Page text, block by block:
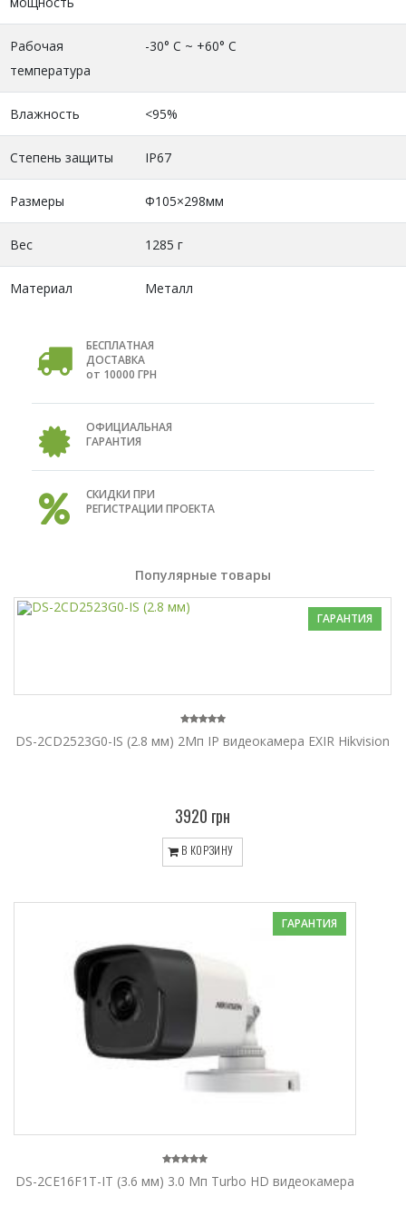
Рабочая
температура
-30° C ~ +60° C
Влажность <95%
Степень защиты IP67
Размеры Φ105×298мм
Вес 1285 г
Материал Металл
БЕСПЛАТНАЯ
ДОСТАВКА
от 10000 ГРН
ОФИЦИАЛЬНАЯ
ГАРАНТИЯ
СКИДКИ ПРИ
РЕГИСТРАЦИИ ПРОЕКТА
Популярные товары
ГАРАНТИЯ
DS-2CD2523G0-IS (2.8 мм) 2Мп IP видеокамера EXIR Hikvision
3920 грн
В КОРЗИНУ
ГАРАНТИЯ
DS-2CE16F1T-IT (3.6 мм) 3.0 Мп Turbo HD видеокамера